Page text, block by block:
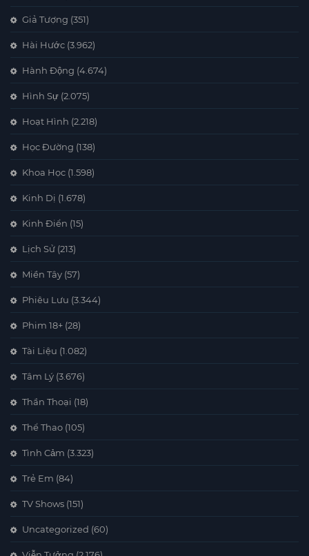
Giả Tượng (351)
Hài Hước (3.962)
Hành Động (4.674)
Hình Sự (2.075)
Hoạt Hình (2.218)
Học Đường (138)
Khoa Học (1.598)
Kinh Dị (1.678)
Kinh Điển (15)
Lịch Sử (213)
Miền Tây (57)
Phiêu Lưu (3.344)
Phim 18+ (28)
Tài Liệu (1.082)
Tâm Lý (3.676)
Thần Thoại (18)
Thể Thao (105)
Tình Cảm (3.323)
Trẻ Em (84)
TV Shows (151)
Uncategorized (60)